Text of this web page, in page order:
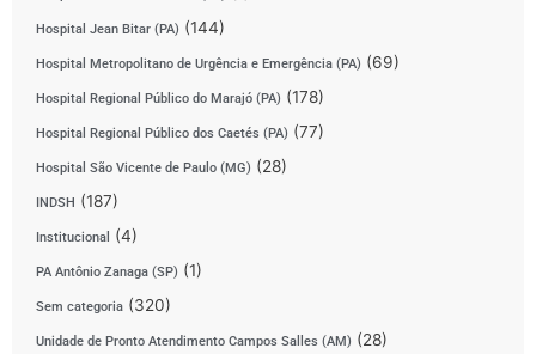
Hospital Jean Bitar (PA) (144)
Hospital Metropolitano de Urgência e Emergência (PA) (69)
Hospital Regional Público do Marajó (PA) (178)
Hospital Regional Público dos Caetés (PA) (77)
Hospital São Vicente de Paulo (MG) (28)
INDSH (187)
Institucional (4)
PA Antônio Zanaga (SP) (1)
Sem categoria (320)
Unidade de Pronto Atendimento Campos Salles (AM) (28)